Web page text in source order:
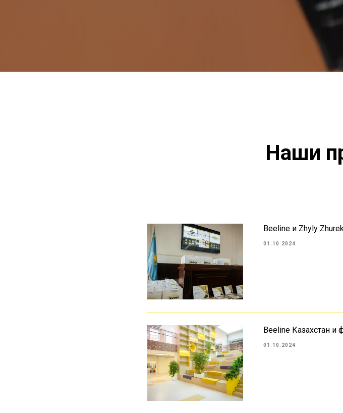
Наши
Beeline и Zhyly
01.10.2024
Beeline Казахстан
01.10.2024